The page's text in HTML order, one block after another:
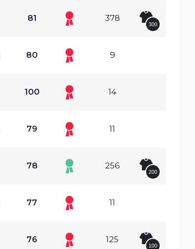
81 378
300
80 9
100 14
79 11
78 256
200
77 11
76 125
100